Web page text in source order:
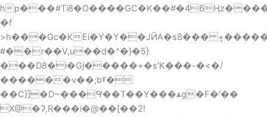
�f
>h���Gc�KEi�Y�Y��JӢA�s8���
#��r��V,u��d�^�}�5}
���D8�i�Gj�����+�s'K���-�<�/
������v��;bˠ�
��C}]�D~���ᒅ��T��Y���ѧg�F�'��
X@�ʔ,R���i�@��[��2!